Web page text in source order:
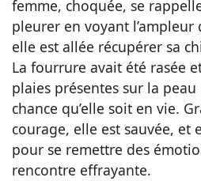
femme, choquée, se
pleurer en voyant l’ampleur
elle est allée récupérer sa
La fourrure avait été rasée
plaies présentes sur la peau
chance qu’elle soit en vie.
courage, elle est sauvée, et
pour se remettre des
rencontre effrayante.